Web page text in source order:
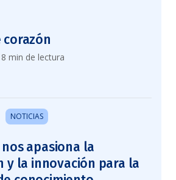
corazón
min de lectura
NOTICIAS
nos apasiona la
y la innovación para la